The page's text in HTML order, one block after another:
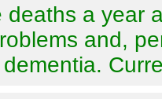
deaths a year
and,